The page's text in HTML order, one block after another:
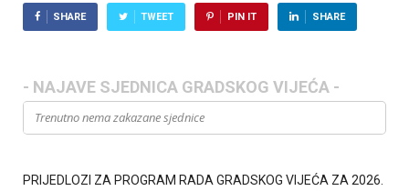
SHARE TWEET PIN IT SHARE
- NAJAVE SJEDNICA GRADSKOG VIJEĆA -
Trenutno nema zakazane sjednice
PRIJEDLOZI ZA PROGRAM RADA GRADSKOG VIJEĆA ZA 2026.